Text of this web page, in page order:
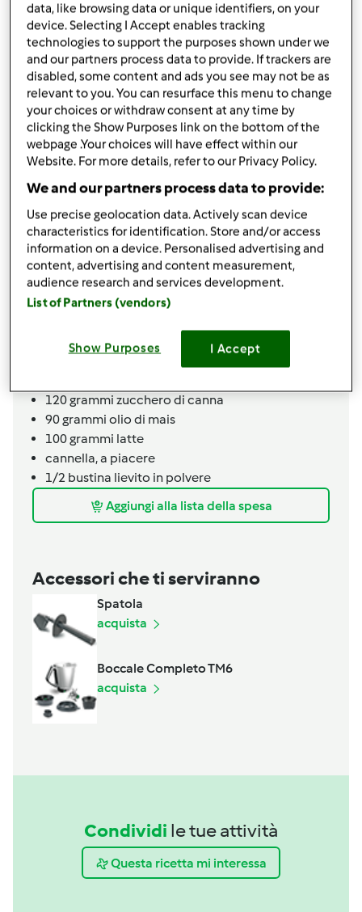
daOspite
published: 02-12-2017
modificata: 04-12-2017
Aggiungi alle mie raccolte
condividi la ricetta
Crea variante
Ingredienti
torta integrale mele e noci
250grammifarina integrale
uova
120grammi zucchero di canna
90grammi olio di mais
100grammi latte
cannella,a piacere
1/2 bustina lievito in polvere
Aggiungi alla lista della spesa
Accessori che ti serviranno
Spatola
acquista
Boccale Completo TM6
acquista
Condividi le tue attività
Questa ricetta mi interessa
data, like browsing data or unique identifiers, on your
device. Selecting I Accept enables tracking
technologies to support the purposes shown under we
and our partners process data to provide. If trackers are
disabled, some content and ads you see may not be as
relevant to you. You can resurface this menu to change
your choices or withdraw consent at any time by
clicking the Show Purposes link on the bottom of the
webpage .Your choices will have effect within our
Website. For more details, refer to our Privacy Policy.
We and our partners process data to provide:
Use precise geolocation data. Actively scan device
characteristics for identification. Store and/or access
information on a device. Personalised advertising and
content, advertising and content measurement,
audience research and services development.
List of Partners (vendors)
Show Purposes I Accept